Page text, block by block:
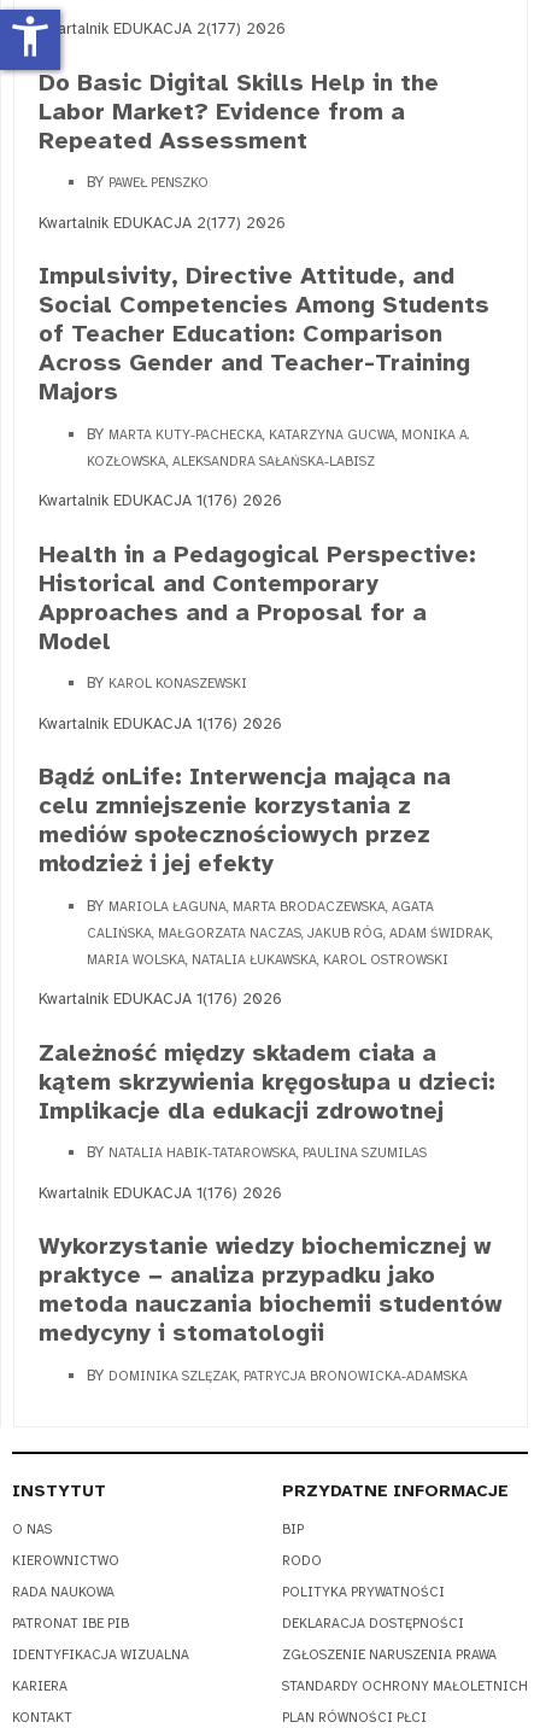
Kwartalnik EDUKACJA 2(177) 2026
Do Basic Digital Skills Help in the
Labor Market? Evidence from a
Repeated Assessment
BY PAWEŁ PENSZKO
Kwartalnik EDUKACJA 2(177) 2026
Impulsivity, Directive Attitude, and
Social Competencies Among Students
of Teacher Education: Comparison
Across Gender and Teacher-Training
Majors
BY MARTA KUTY-PACHECKA, KATARZYNA GUCWA, MONIKA A.
KOZŁOWSKA, ALEKSANDRA SAŁAŃSKA-LABISZ
Kwartalnik EDUKACJA 1(176) 2026
Health in a Pedagogical Perspective:
Historical and Contemporary
Approaches and a Proposal for a
Model
BY KAROL KONASZEWSKI
Kwartalnik EDUKACJA 1(176) 2026
Bądź onLife: Interwencja mająca na
celu zmniejszenie korzystania z
mediów społecznościowych przez
młodzież i jej efekty
BY MARIOLA ŁAGUNA, MARTA BRODACZEWSKA, AGATA
CALIŃSKA, MAŁGORZATA NACZAS, JAKUB RÓG, ADAM ŚWIDRAK,
MARIA WOLSKA, NATALIA ŁUKAWSKA, KAROL OSTROWSKI
Kwartalnik EDUKACJA 1(176) 2026
Zależność między składem ciała a
kątem skrzywienia kręgosłupa u dzieci:
Implikacje dla edukacji zdrowotnej
BY NATALIA HABIK-TATAROWSKA, PAULINA SZUMILAS
Kwartalnik EDUKACJA 1(176) 2026
Wykorzystanie wiedzy biochemicznej w
praktyce − analiza przypadku jako
metoda nauczania biochemii studentów
medycyny i stomatologii
BY DOMINIKA SZLĘZAK, PATRYCJA BRONOWICKA-ADAMSKA
INSTYTUT
O NAS
KIEROWNICTWO
RADA NAUKOWA
PATRONAT IBE PIB
IDENTYFIKACJA WIZUALNA
KARIERA
KONTAKT
PRZYDATNE INFORMACJE
BIP
RODO
POLITYKA PRYWATNOŚCI
DEKLARACJA DOSTĘPNOŚCI
ZGŁOSZENIE NARUSZENIA PRAWA
STANDARDY OCHRONY MAŁOLETNICH
PLAN RÓWNOŚCI PŁCI
accessibility_new